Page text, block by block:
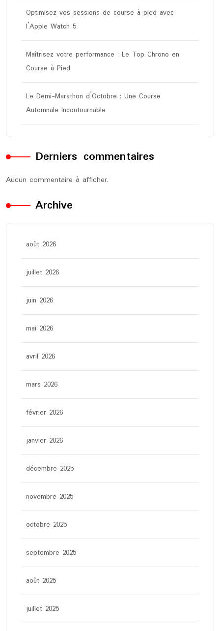
Optimisez vos sessions de course à pied avec
l’Apple Watch 5
Maîtrisez votre performance : Le Top Chrono en
Course à Pied
Le Demi-Marathon d’Octobre : Une Course
Automnale Incontournable
Derniers commentaires
Aucun commentaire à afficher.
Archive
août 2026
juillet 2026
juin 2026
mai 2026
avril 2026
mars 2026
février 2026
janvier 2026
décembre 2025
novembre 2025
octobre 2025
septembre 2025
août 2025
juillet 2025